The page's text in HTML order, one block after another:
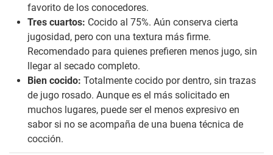
favorito de los conocedores.
Tres cuartos: Cocido al 75%. Aún conserva cierta
jugosidad, pero con una textura más firme.
Recomendado para quienes prefieren menos jugo, sin
llegar al secado completo.
Bien cocido: Totalmente cocido por dentro, sin trazas
de jugo rosado. Aunque es el más solicitado en
muchos lugares, puede ser el menos expresivo en
sabor si no se acompaña de una buena técnica de
cocción.